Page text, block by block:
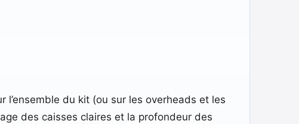
l’ensemble du kit (ou sur les overheads et les
des caisses claires et la profondeur des